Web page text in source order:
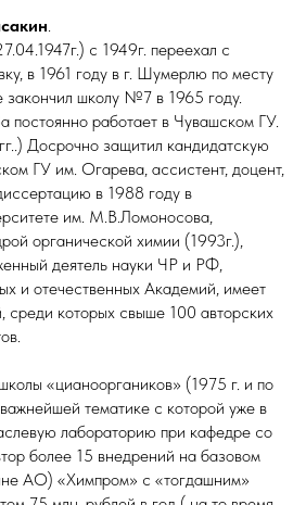
.
с 1949г. переехал с
в 1961 году в г. Шумерлю по месту
закончил школу №7 в 1965 году.
постоянно работает в Чувашском ГУ.
Досрочно защитил кандидатскую
ГУ им. Огарева, ассистент, доцент,
в 1988 году в
им. М.В.Ломоносова,
органической химии (1993г.),
деятель науки ЧР и РФ,
и отечественных Академий, имеет
среди которых свыше 100 авторских
«цианооргаников» (1975 г. и по
тематике с которой уже в
лабораторию при кафедре со
более 15 внедрений на базовом
АО) «Химпром» с «тогдашним»